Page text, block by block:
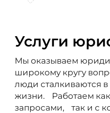
Услуги
Мы оказываем
широкому кругу
люди сталкиваются
жизни. Работаем
запросами, так и с